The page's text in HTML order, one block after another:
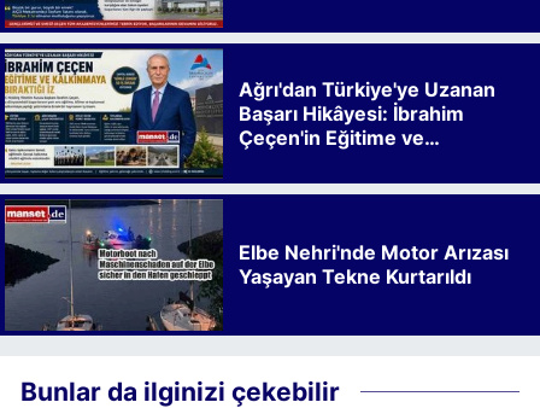
Ağrı'dan Türkiye'ye Uzanan
Başarı Hikâyesi: İbrahim
Çeçen'in Eğitime ve
Elbe Nehri'nde Motor Arızası
Yaşayan Tekne Kurtarıldı
Bunlar da ilginizi çekebilir